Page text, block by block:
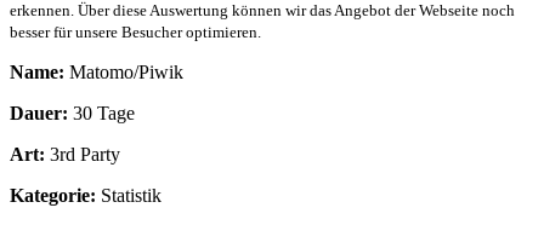
erkennen. Über diese Auswertung können wir das Angebot der Webseite noch
besser für unsere Besucher optimieren.
Name: Matomo/Piwik
Dauer: 30 Tage
Art: 3rd Party
Kategorie: Statistik